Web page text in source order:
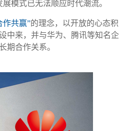
模式已无法顺应时代潮流。
作共赢”的理念，以开放的心态积
中来，并与华为、腾讯等知名企
期合作关系。